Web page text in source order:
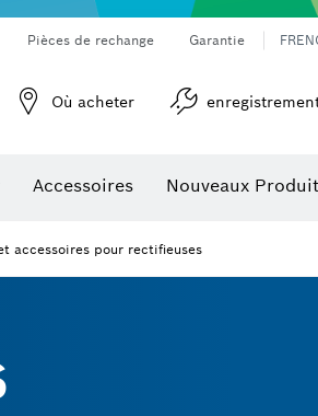
Pièces de rechange Garantie
Où acheter
Accessoires Nouveaux
accessoires pour rectifieuses